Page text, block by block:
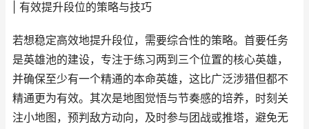
| 有效提升段位的策略与技巧
若想稳定高效地提升段位，需要综合性的策略。首要任务
是英雄池的建设，专注于练习两到三个位置的核心英雄，
并确保至少有一个精通的本命英雄，这比广泛涉猎但都不
精通更为有效。其次是地图觉悟与节奏感的培养，时刻关
注小地图，预判敌方动向，及时参与团战或推塔，避免无